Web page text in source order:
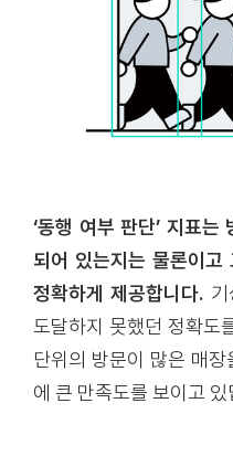
‘동행 여부 판단’ 지표
되어 있는지는 물론이고
정확하게 제공합니다.
도달하지 못했던 정확도
단위의 방문이 많은 매
에 큰 만족도를 보이고 있